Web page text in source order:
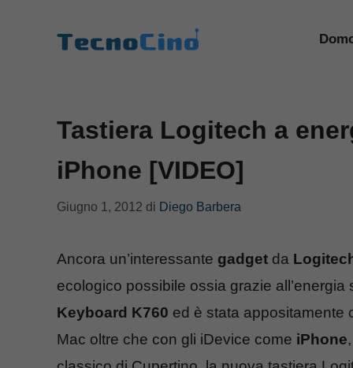
Tastiera Logitech a
iPhone [VIDEO]
Giugno 1, 2012 di Diego Barbera
Ancora un’interessante gadget da
ecologico possibile ossia grazie all’energia
Keyboard K760 ed è stata appositamente
Mac oltre che con gli iDevice come iPhone,